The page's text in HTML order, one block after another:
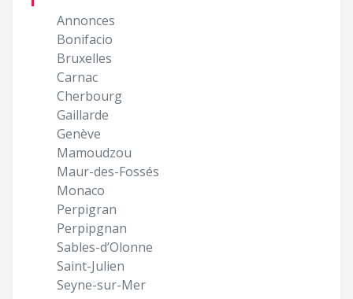
Annonces
Bonifacio
Bruxelles
Carnac
Cherbourg
Gaillarde
Genève
Mamoudzou
Maur-des-Fossés
Monaco
Perpigran
Perpipgnan
Sables-d’Olonne
Saint-Julien
Seyne-sur-Mer